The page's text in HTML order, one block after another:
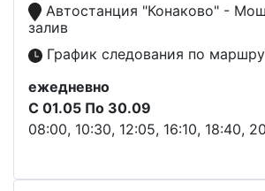
Автостанция "Конаково" -
залив
График следования по
ежедневно
С 01.05 По 30.09
08:00, 10:30, 12:05, 16:10, 18:40,